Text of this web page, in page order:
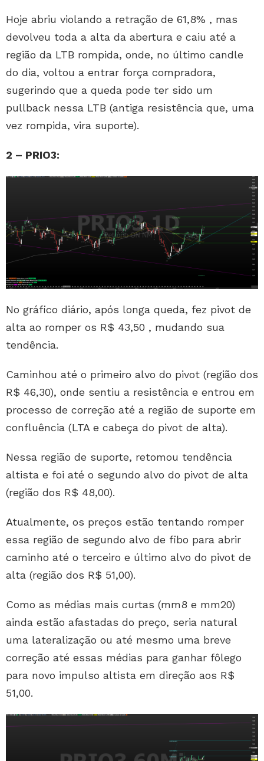
Hoje abriu violando a retração de 61,8% , mas
devolveu toda a alta da abertura e caiu até a
região da LTB rompida, onde, no último candle
do dia, voltou a entrar força compradora,
sugerindo que a queda pode ter sido um
pullback nessa LTB (antiga resistência que, uma
vez rompida, vira suporte).
2 – PRIO3:
No gráfico diário, após longa queda, fez pivot de
alta ao romper os R$ 43,50 , mudando sua
tendência.
Caminhou até o primeiro alvo do pivot (região dos
R$ 46,30), onde sentiu a resistência e entrou em
processo de correção até a região de suporte em
confluência (LTA e cabeça do pivot de alta).
Nessa região de suporte, retomou tendência
altista e foi até o segundo alvo do pivot de alta
(região dos R$ 48,00).
Atualmente, os preços estão tentando romper
essa região de segundo alvo de fibo para abrir
caminho até o terceiro e último alvo do pivot de
alta (região dos R$ 51,00).
Como as médias mais curtas (mm8 e mm20)
ainda estão afastadas do preço, seria natural
uma lateralização ou até mesmo uma breve
correção até essas médias para ganhar fôlego
para novo impulso altista em direção aos R$
51,00.